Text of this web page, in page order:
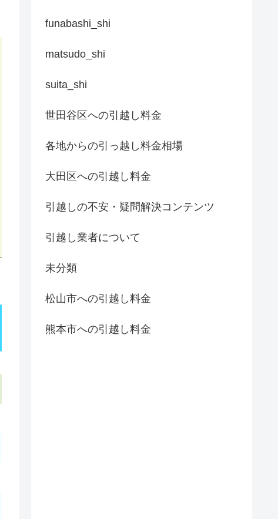
funabashi_shi
matsudo_shi
suita_shi
世田谷区への引越し料金
各地からの引っ越し料金相場
大田区への引越し料金
引越しの不安・疑問解決コンテンツ
引越し業者について
未分類
松山市への引越し料金
熊本市への引越し料金